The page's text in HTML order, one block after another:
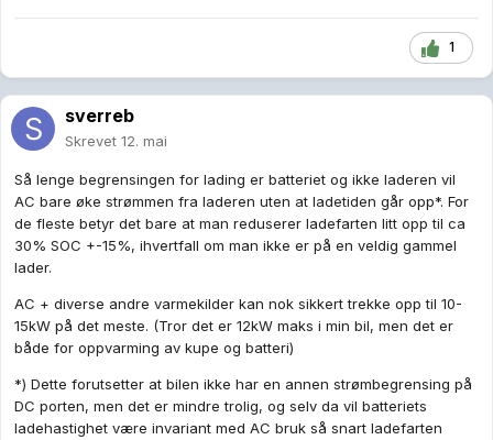
1
sverreb
Skrevet 12. mai
Så lenge begrensingen for lading er batteriet og ikke laderen vil
AC bare øke strømmen fra laderen uten at ladetiden går opp*. For
de fleste betyr det bare at man reduserer ladefarten litt opp til ca
30% SOC +-15%, ihvertfall om man ikke er på en veldig gammel
lader.
AC + diverse andre varmekilder kan nok sikkert trekke opp til 10-
15kW på det meste. (Tror det er 12kW maks i min bil, men det er
både for oppvarming av kupe og batteri)
*) Dette forutsetter at bilen ikke har en annen strømbegrensing på
DC porten, men det er mindre trolig, og selv da vil batteriets
ladehastighet være invariant med AC bruk så snart ladefarten